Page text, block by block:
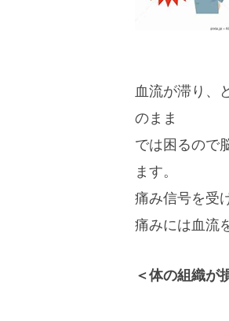
血流が滞り、
のまま
では困るので
ます。
痛み信号を受
痛みには血流
＜体の組織が